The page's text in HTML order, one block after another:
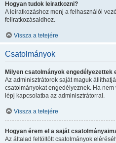
Hogyan tudok leiratkozni?
A leiratkozáshoz menj a felhasználói
feliratkozásaidhoz.
Vissza a tetejére
Csatolmányok
Milyen csatolmányok engedélyezettek
Az adminisztrátorok saját maguk
csatolmányokat engedélyeznek. Ha
lépj kapcsolatba az adminisztrátorral.
Vissza a tetejére
Hogyan érem el a saját
Az általad feltöltött csatolmányok